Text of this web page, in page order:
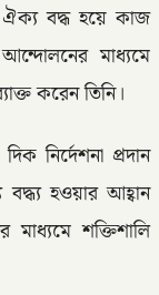
বদ্ধ হয়ে কাজ
মাধ্যমে
করেন তিনি।
নির্দেশনা প্রদান
হওয়ার আহ্বান
শক্তিশালি